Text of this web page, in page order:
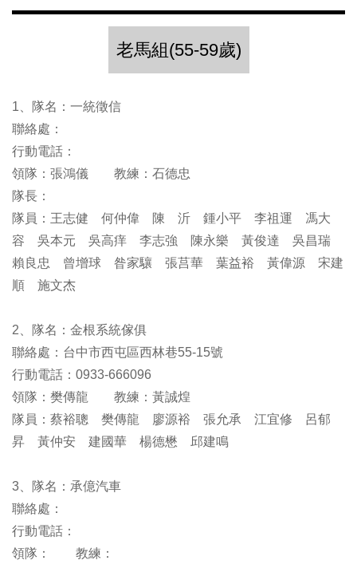
老馬組(55-59歲)
1、隊名：一統徵信
聯絡處：
行動電話：
領隊：張鴻儀 教練：石德忠
隊長：
隊員：王志健 何仲偉 陳 沂 鍾小平 李祖運 馮大
容 吳本元 吳高痒 李志強 陳永樂 黃俊達 吳昌瑞
賴良忠 曾增球 昝家驤 張莒華 葉益裕 黃偉源 宋建
順 施文杰
2、隊名：金根系統傢俱
聯絡處：台中市西屯區西林巷55-15號
行動電話：0933-666096
領隊：樊傳龍 教練：黃誠煌
隊員：蔡裕聰 樊傳龍 廖源裕 張允承 江宜修 呂郁
昇 黃仲安 建國華 楊德懋 邱建鳴
3、隊名：承億汽車
聯絡處：
行動電話：
領隊： 教練：